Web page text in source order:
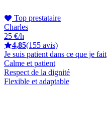
Top prestataire
Charles
25 €/h
4,85(155 avis)
Je suis patient dans ce que je fait
Calme et patient
Respect de la dignité
Flexible et adaptable